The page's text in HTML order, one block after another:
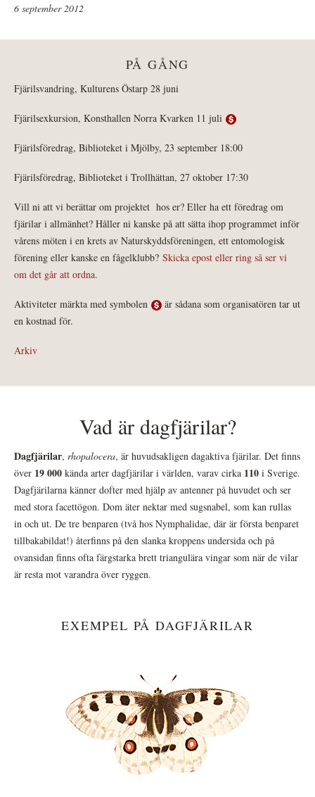
6 september 2012
PÅ GÅNG
Fjärilsvandring, Kulturens Östarp 28 juni
Fjärilsexkursion, Konsthallen Norra Kvarken 11 juli
Fjärilsföredrag, Biblioteket i Mjölby, 23 september 18:00
Fjärilsföredrag, Biblioteket i Trollhättan, 27 oktober 17:30
Vill ni att vi berättar om projektet hos er? Eller ha ett föredrag om
fjärilar i allmänhet? Håller ni kanske på att sätta ihop programmet inför
vårens möten i en krets av Naturskyddsföreningen, ett entomologisk
förening eller kanske en fågelklubb? Skicka epost eller ring så ser vi
om det går att ordna.
Aktiviteter märkta med symbolen
är sådana som organisatören tar ut
en kostnad för.
Arkiv
Vad är dagfjärilar?
Dagfjärilar, rhopalocera, är huvudsakligen dagaktiva fjärilar. Det finns
över 19 000 kända arter dagfjärilar i världen, varav cirka 110 i Sverige.
Dagfjärilarna känner dofter med hjälp av antenner på huvudet och ser
med stora facettögon. Dom äter nektar med sugsnabel, som kan rullas
in och ut. De tre benparen (två hos Nymphalidae, där är första benparet
tillbakabildat!) återfinns på den slanka kroppens undersida och på
ovansidan finns ofta färgstarka brett triangulära vingar som när de vilar
är resta mot varandra över ryggen.
EXEMPEL PÅ DAGFJÄRILAR